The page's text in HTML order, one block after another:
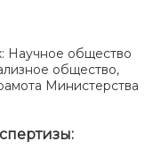
Научное общество
общество,
Министерства